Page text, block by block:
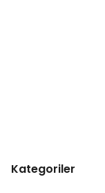
Kategoriler